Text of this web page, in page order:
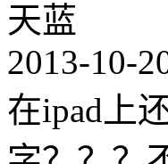
天蓝
2013-10-
在ipad上